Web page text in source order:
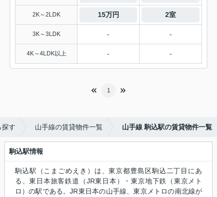
2K～2LDK 15万円 2室
3K～3LDK - -
4K～4LDK以上 - -
1
探す 山手線の賃貸物件一覧 山手線 駒込駅の賃貸物件一覧
駒込駅情報
駒込駅（こまごめえき）は、東京都豊島区駒込二丁目にあ
る、東日本旅客鉄道（JR東日本）・東京地下鉄（東京メト
ロ）の駅である。JR東日本の山手線、東京メトロの南北線が